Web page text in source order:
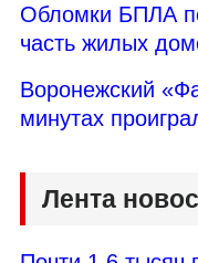
Обломки БПЛА
часть жилых
Воронежский
минутах
Лента